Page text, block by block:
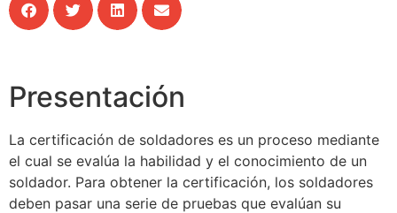
Presentación
La certificación de soldadores es un proceso mediante
el cual se evalúa la habilidad y el conocimiento de un
soldador. Para obtener la certificación, los soldadores
deben pasar una serie de pruebas que evalúan su